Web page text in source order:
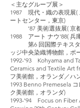
＜主なグループ展＞
1987 現代・織の表現展(
ートセンター，東京)
’87 美術選抜展( 京都
1988 アート ナウ'88( 兵
第6 回国際テキスタ
ッジ中央染織博物館，ポ
1992-'93 Kohyama and
Ceramics and Textile Art
フ美術館，オランダ／ハ
1993 Benno Premesela
ク美術館，オランダ)
1993-'94 Focus on Fiber